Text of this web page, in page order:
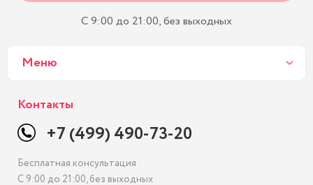
С 9:00 до 21:00, без выходных
Меню
Контакты
+7 (499) 490-73-20
Бесплатная консультация
С 9:00 до 21:00, без выходных